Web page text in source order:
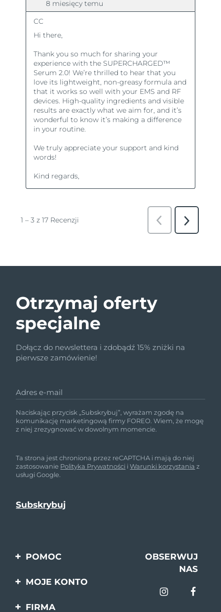
Otrzymaj oferty
specjalne
Dołącz do newslettera i zdobądź 15% zniżki na
pierwsze zamówienie!
Adres e-mail
Naciskając przycisk „Subskrybuj”, wyrażam zgodę na
komunikację marketingową firmy FOREO. Wiem, że mogę
z niej zrezygnować w dowolnym momencie.
Ta strona jest chroniona przez reCAPTCHA i mają do niej
zastosowanie Polityka Prywatności iWarunki korzystania z
usługi Google.
POMOC
Kontakt
OBSERWUJ
NAS
MOJE KONTO
FIRMA